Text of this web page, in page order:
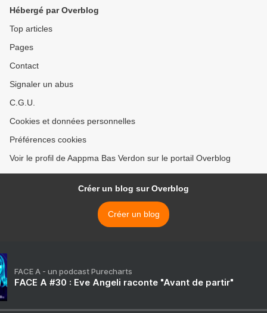
Hébergé par Overblog
Top articles
Pages
Contact
Signaler un abus
C.G.U.
Cookies et données personnelles
Préférences cookies
Voir le profil de Aappma Bas Verdon sur le portail Overblog
Créer un blog sur Overblog
Créer un blog
FACE A - un podcast Purecharts
FACE A #30 : Eve Angeli raconte "Avant de partir"